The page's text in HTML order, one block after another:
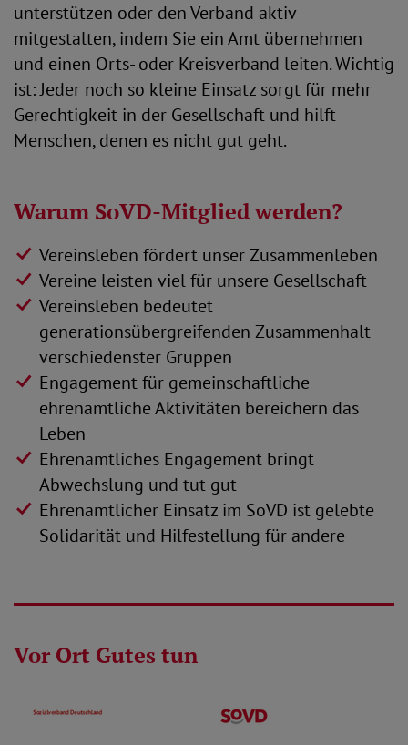
unterstützen oder den Verband aktiv
mitgestalten, indem Sie ein Amt übernehmen
und einen Orts- oder Kreisverband leiten. Wichtig
ist: Jeder noch so kleine Einsatz sorgt für mehr
Gerechtigkeit in der Gesellschaft und hilft
Menschen, denen es nicht gut geht.
Warum SoVD-Mitglied werden?
Vereinsleben fördert unser Zusammenleben
Vereine leisten viel für unsere Gesellschaft
Vereinsleben bedeutet
generationsübergreifenden Zusammenhalt
verschiedenster Gruppen
Engagement für gemeinschaftliche
ehrenamtliche Aktivitäten bereichern das
Leben
Ehrenamtliches Engagement bringt
Abwechslung und tut gut
Ehrenamtlicher Einsatz im SoVD ist gelebte
Solidarität und Hilfestellung für andere
Vor Ort Gutes tun